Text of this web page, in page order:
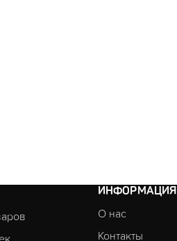
ИНФОРМАЦИЯ
О нас
Контакты